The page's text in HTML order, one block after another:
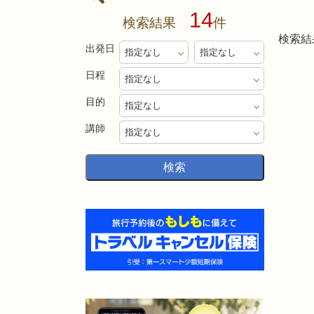
検索結果 14件
出発日
日程
目的
講師
検索